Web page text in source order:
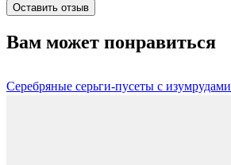
Оставить отзыв
Вам может понравиться
Серебряные серьги-пусеты с изумрудами